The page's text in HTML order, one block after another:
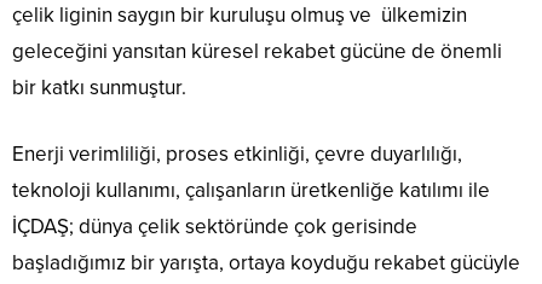
çelik liginin saygın bir kuruluşu olmuş ve ülkemizin
geleceğini yansıtan küresel rekabet gücüne de önemli
bir katkı sunmuştur.
Enerji verimliliği, proses etkinliği, çevre duyarlılığı,
teknoloji kullanımı, çalışanların üretkenliğe katılımı ile
İÇDAŞ; dünya çelik sektöründe çok gerisinde
başladığımız bir yarışta, ortaya koyduğu rekabet gücüyle